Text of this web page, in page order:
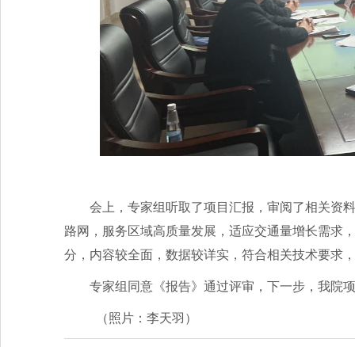
会上，专家组听取了项目汇报，审阅了相关资
路网，服务区域高质量发展，适应交通量增长需求
分，内容较全面，数据较详实，符合相关技术要求
专家组同意《报告》通过评审，下一步，我院
（照片：李天羽）